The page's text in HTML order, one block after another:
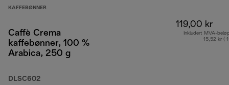
KAFFEBØNNER
Caffè Crema
kaffebønner, 100 %
Arabica, 250 g
DLSC602
119,00 kr
Inkludert MVA-
15,52 kr (